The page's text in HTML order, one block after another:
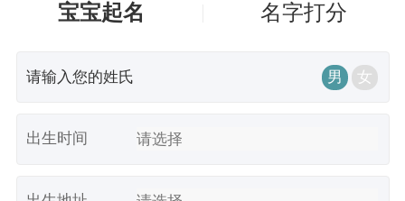
宝宝起名 名字打分
男 女
出生时间